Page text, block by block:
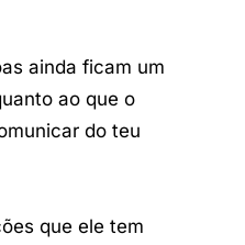
ainda ficam um
ao que o
do teu
que ele tem